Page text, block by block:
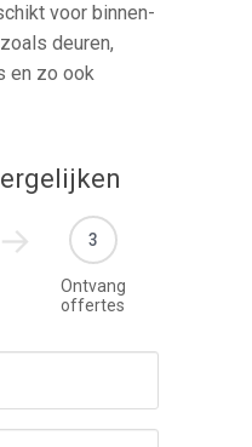
voor binnen-
deuren,
en zo ook
3
Ontvang
offertes